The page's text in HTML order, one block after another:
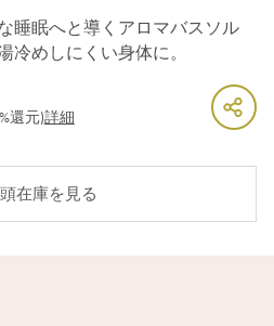
睡眠へと導くアロマバスソル
冷めしにくい身体に。
還元)詳細
在庫を見る